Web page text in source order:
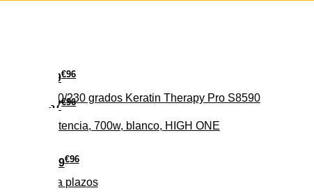
37€96
de potencia, 700w, blanco, HIGH ONE
29€96
160/230 grados Keratin Therapy Pro S8590
279€96
Pago a plazos